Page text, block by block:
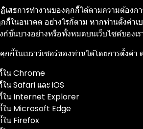
เสธการทำงานของคุกกี้ได้ตามความต้องก
กี้ในอนาคต อย่างไรก็ตาม หากท่านตั้งค่า
ก์ชั่นบางอย่างหรือทั้งหมดบนเว็บไซต์ของเ
กกี้ในเบราว์เซอร์ของท่านได้โดยการตั้งค่า
ใน Chrome
ใน Safari และiOS
ใน Internet Explorer
ใน Microsoft Edge
ใน Firefox